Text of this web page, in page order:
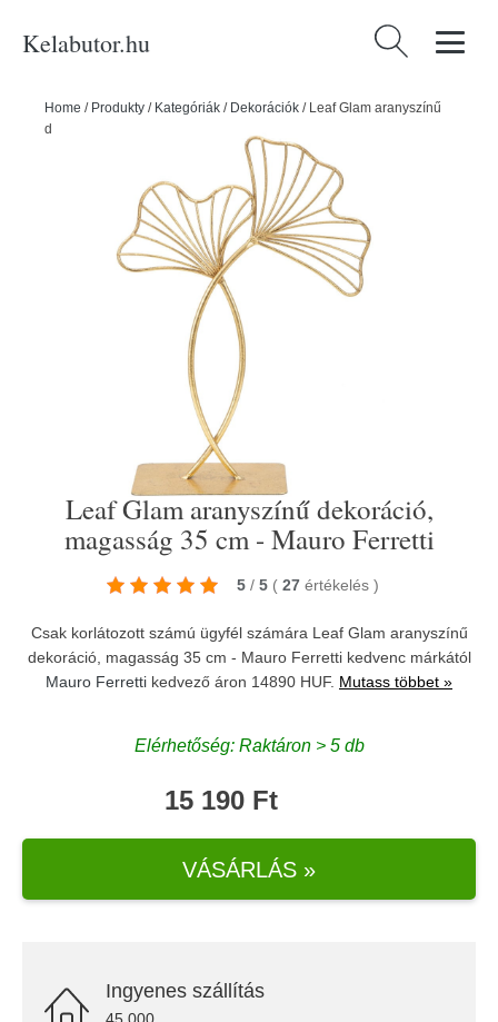
Kelabutor.hu Keresés:
Home / Produkty / Kategóriák / Dekorációk / Leaf Glam aranyszínű
dekoráció, magasság 35 cm - Mauro Ferretti
Leaf Glam aranyszínű dekoráció,
magasság 35 cm - Mauro Ferretti
5 / 5 ( 27 értékelés )
Csak korlátozott számú ügyfél számára Leaf Glam aranyszínű
dekoráció, magasság 35 cm - Mauro Ferretti kedvenc márkától
Mauro Ferretti kedvező áron 14890 HUF. Mutass többet »
Elérhetőség: Raktáron > 5 db
15 190 Ft
VÁSÁRLÁS »
Ingyenes szállítás